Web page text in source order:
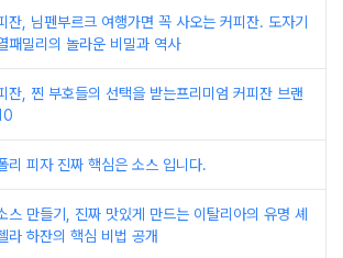
잔, 님펜부르크 여행가면 꼭 사오는 커피잔. 도자기
패밀리의 놀라운 비밀과 역사
잔, 찐 부호들의 선택을 받는프리미엄 커피잔 브랜
리 피자 진짜 핵심은 소스 입니다.
스 만들기, 진짜 맛있게 만드는 이탈리아의 유명 셰
라 하잔의 핵심 비법 공개